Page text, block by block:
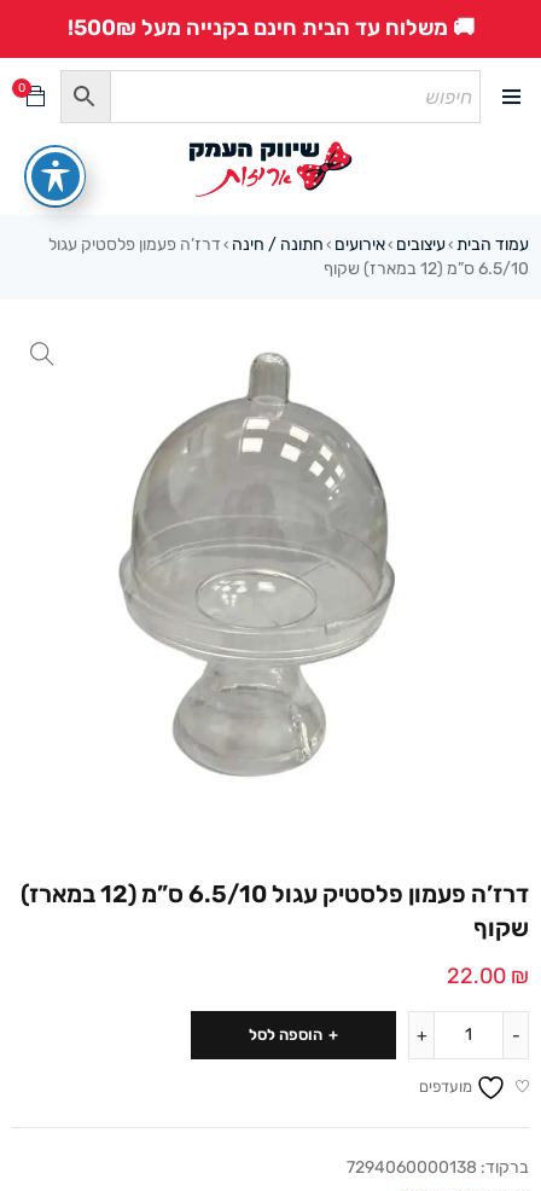
🚚 משלוח עד הבית חינם בקנייה מעל 500₪!
0
עמוד הבית ›עיצובים ›אירועים › חתונה / חינה › דרז’ה פעמון פלסטיק עגול
6.5/10 ס”מ (12 במארז) שקוף
דרז’ה פעמון פלסטיק עגול 6.5/10 ס”מ (12 במארז)
שקוף
22.00 ₪
הוספה לסל
מועדפים
ברקוד: 7294060000138